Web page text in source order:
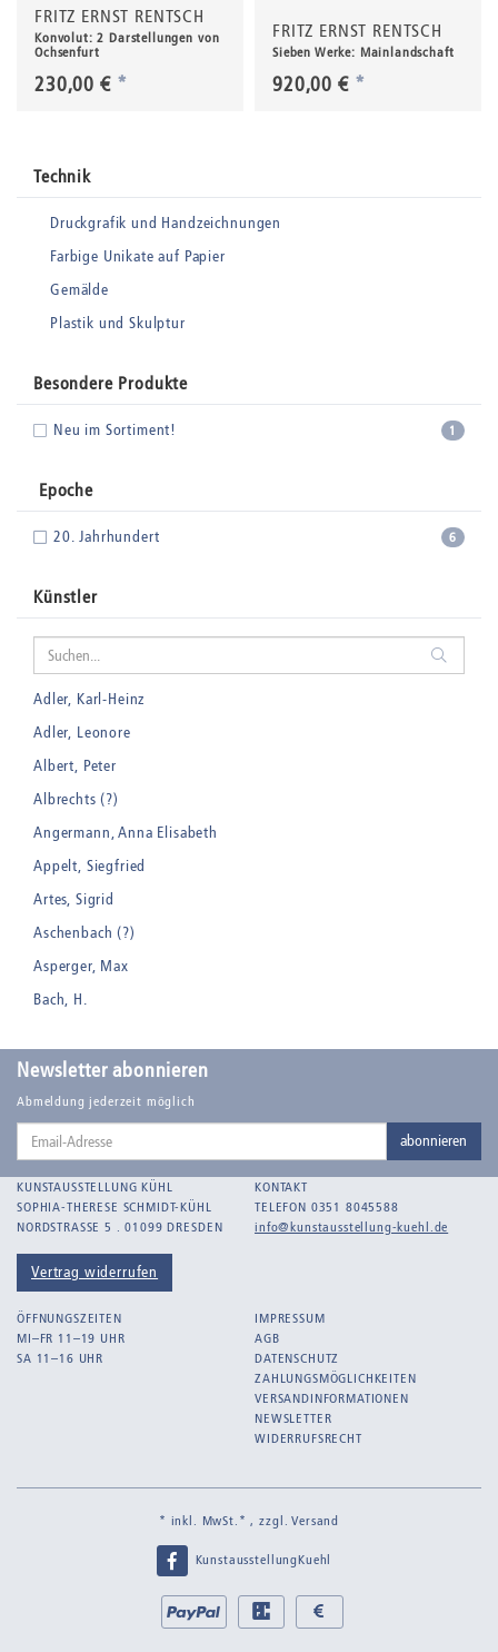
FRITZ ERNST RENTSCH
Konvolut: 2 Darstellungen von
Ochsenfurt
230,00 € *
FRITZ ERNST RENTSCH
Sieben Werke: Mainlandschaft
920,00 € *
Technik
Druckgrafik und Handzeichnungen
Farbige Unikate auf Papier
Gemälde
Plastik und Skulptur
Besondere Produkte
1
Neu im Sortiment!
Epoche
6
20. Jahrhundert
Künstler
Adler, Karl-Heinz
Adler, Leonore
Albert, Peter
Albrechts (?)
Angermann, Anna Elisabeth
Appelt, Siegfried
Artes, Sigrid
Aschenbach (?)
Asperger, Max
Bach, H.
Balden, Theo , eigentlich Otto Koehler
Balden-Wolff, Annemarie
Bankroth, Bernd
Bankroth, Ursula
Barth, Arthur Julius
Bartnig, Horst
Bartzsch, Paul Kurt
Becker, F.
Beckmann, Max
Birnstengel, Richard
Blume-Benzler, Christel
Newsletter abonnieren
Abmeldung jederzeit möglich
Email-
abonnieren
KUNSTAUSSTELLUNG KÜHL
SOPHIA-THERESE SCHMIDT-KÜHL
NORDSTRASSE 5 . 01099 DRESDEN
Vertrag widerrufen
KONTAKT
TELEFON 0351 8045588
info@kunstausstellung-kuehl.de
ÖFFNUNGSZEITEN
MI–FR 11–19 UHR
SA 11–16 UHR
IMPRESSUM
AGB
DATENSCHUTZ
ZAHLUNGSMÖGLICHKEITEN
VERSANDINFORMATIONEN
NEWSLETTER
WIDERRUFSRECHT
* inkl. MwSt.* , zzgl.Versand
KunstausstellungKuehl
Bei
uns
PayPal
bei
bei